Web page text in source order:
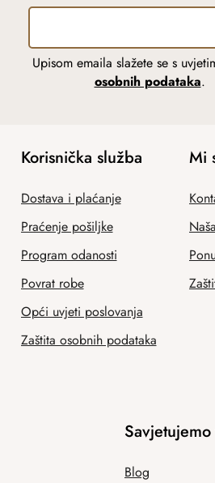
Upisom emaila slažete se s
osobnih podataka.
Korisnička služba
Dostava i plaćanje
Praćenje pošiljke
Program odanosti
Povrat robe
Opći uvjeti poslovanja
Zaštita osobnih podataka
Mi
Savjetujemo
Blog